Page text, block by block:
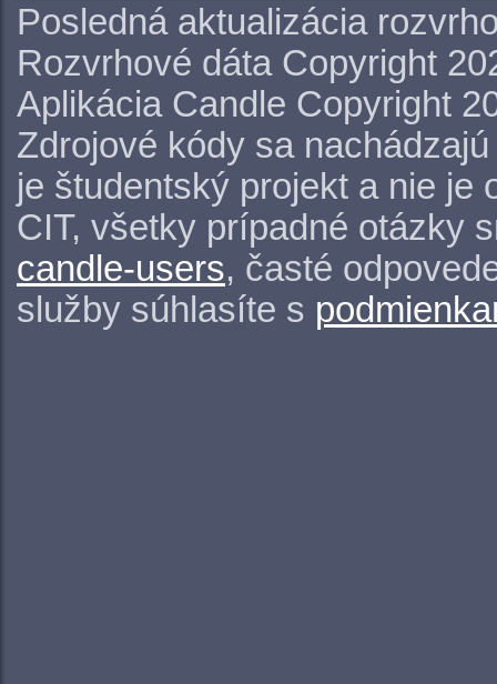
Posledná aktualizácia
Rozvrhové dáta Copyright
Aplikácia Candle Copyright
Zdrojové kódy sa
je študentský projekt a nie je
CIT, všetky prípadné otázky
candle-users, časté
služby súhlasíte s